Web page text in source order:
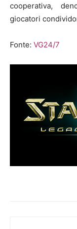
cooperativa,
giocatori
Fonte: VG24/7